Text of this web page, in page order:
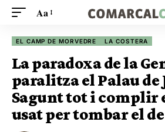
Aa
EL CAMP DE MORVEDRE LA COSTERA
La paradoxa de la
paralitza el Palau de
Sagunt tot i complir
usat per tombar el